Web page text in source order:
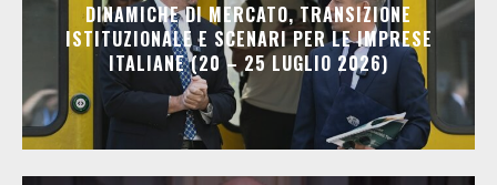
DINAMICHE DI MERCATO, TRANSIZIONE
ISTITUZIONALE E SCENARI PER LE IMPRESE
ITALIANE (20 – 25 LUGLIO 2026)